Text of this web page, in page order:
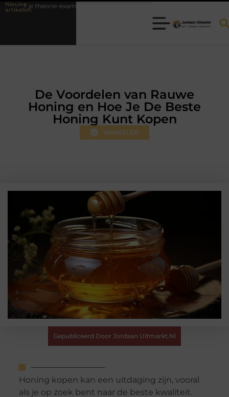
Nieuwe
artikelen Fysiotherapie Hilversum: professionele hulp bij pijn en
De Voordelen van Rauwe
Honing en Hoe Je De Beste
Honing Kunt Kopen
WINKELEN
Gepubliceerd Door Jordaan Uitmarkt.nl
Honing kopen kan een uitdaging zijn, vooral
als je op zoek bent naar de beste kwaliteit.